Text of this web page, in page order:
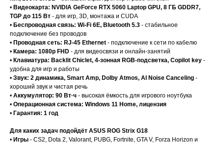
• Видеокарта: NVIDIA GeForce RTX 5060 Laptop GPU, 8 ГБ GDDR7,
TGP до 115 Вт - для игр, 3D, монтажа и CUDA
• Беспроводная связь: Wi-Fi 6E, Bluetooth 5.3 - стабильное
подключение без проводов
• Проводная сеть: RJ-45 Ethernet - подключение к сети по кабелю
• Камера: 1080p FHD - для видеосвязи и онлайн-занятий
• Клавиатура: Backlit Chiclet, 4-зонная RGB-подсветка, Copilot key -
удобна для игр и работы
• Звук: 2 динамика, Smart Amp, Dolby Atmos, AI Noise Canceling -
хороший звук и чистая речь
• Аккумулятор: 90 Вт·ч - высокая ёмкость для игрового ноутбука
• Операционная система: Windows 11 Home, лицензия
• Гарантия: 1 год
Для каких задач подойдёт ASUS ROG Strix G18
• Игры - CS2, Dota 2, Valorant, PUBG, Fortnite, GTA V, Forza Horizon и